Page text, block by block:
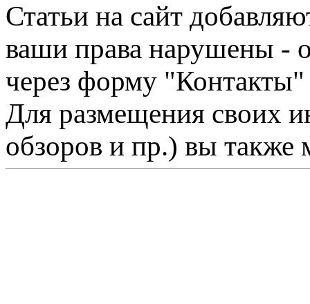
Статьи на сайт
ваши права нарушены -
через форму "Контакты"
Для размещения своих
обзоров и пр.) вы также